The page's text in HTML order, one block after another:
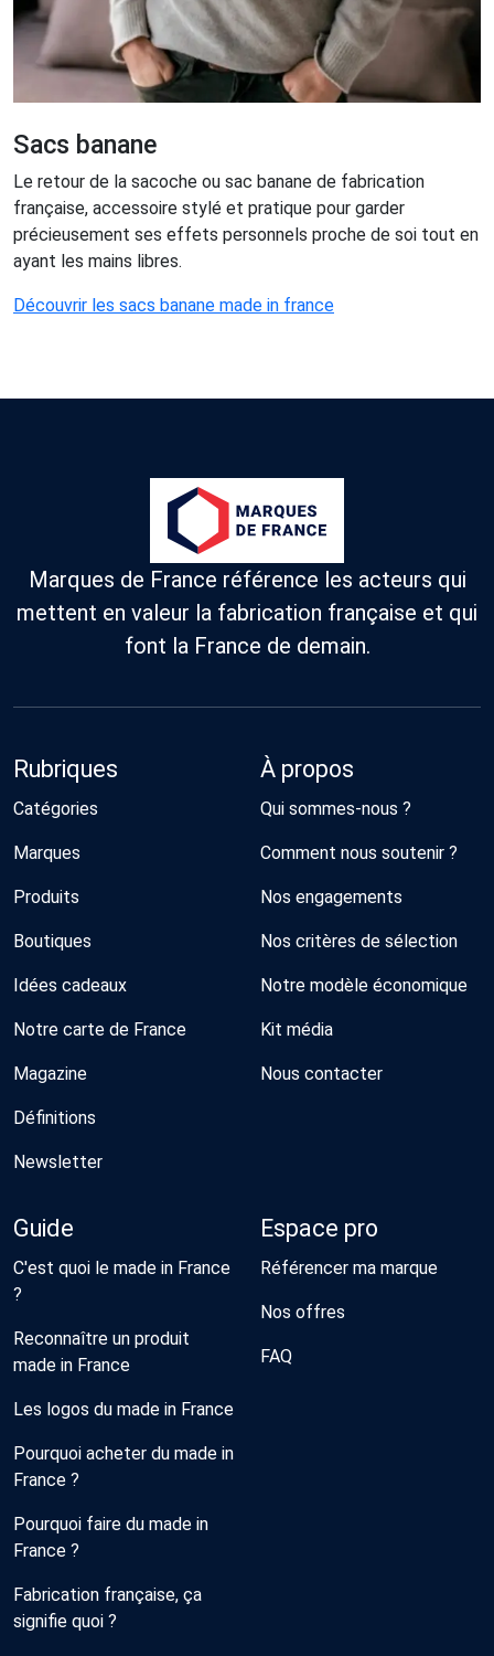
Sacs banane
Le retour de la sacoche ou sac banane de fabrication
française, accessoire stylé et pratique pour garder
précieusement ses effets personnels proche de soi tout en
ayant les mains libres.
Découvrir les sacs banane made in france
Marques de France référence les acteurs qui
mettent en valeur la fabrication française et qui
font la France de demain.
Rubriques
Catégories
Marques
Produits
Boutiques
Idées cadeaux
Notre carte de France
Magazine
Définitions
Newsletter
À propos
Qui sommes-nous ?
Comment nous soutenir ?
Nos engagements
Nos critères de sélection
Notre modèle économique
Kit média
Nous contacter
Guide
C'est quoi le made in France
?
Reconnaître un produit
made in France
Les logos du made in France
Pourquoi acheter du made in
France ?
Pourquoi faire du made in
France ?
Fabrication française, ça
signifie quoi ?
Espace pro
Référencer ma marque
Nos offres
FAQ